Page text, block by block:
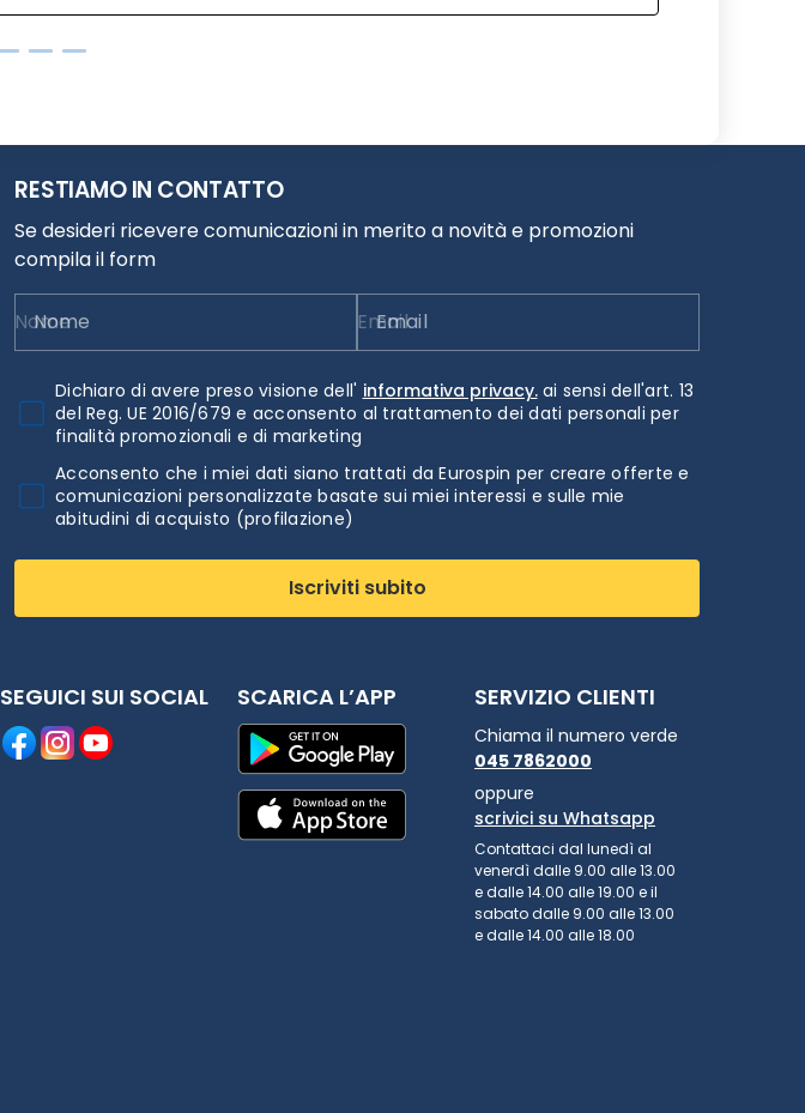
RESTIAMO IN CONTATTO
Se desideri ricevere comunicazioni in merito a novità e promozioni
compila il form
Nome Email
Dichiaro di avere preso visione dell' informativa privacy.ai sensi dell'art. 13
del Reg. UE 2016/679 e acconsento al trattamento dei dati personali per
finalità promozionali e di marketing
Acconsento che i miei dati siano trattati da Eurospin per creare offerte e
comunicazioni personalizzate basate sui miei interessi e sulle mie
abitudini di acquisto (profilazione)
Iscriviti subito
SEGUICI SUI SOCIAL SCARICA L’APP SERVIZIO CLIENTI
Chiama il numero verde
045 7862000
oppure
scrivici su Whatsapp
Contattaci dal lunedì al
venerdì dalle 9.00 alle 13.00
e dalle 14.00 alle 19.00 e il
sabato dalle 9.00 alle 13.00
e dalle 14.00 alle 18.00